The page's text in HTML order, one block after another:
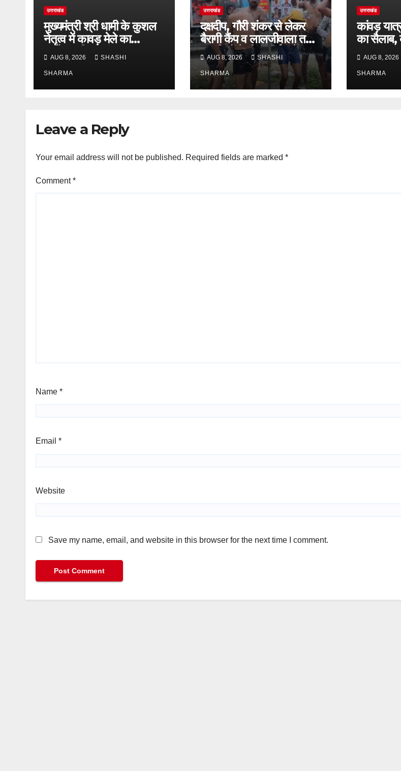
उत्तराखंड
मुख्यमंत्री श्री धामी के कुशल
नेतृत्व में कावड़ मेले का
आयोजन दिव्य एवं भव्य:राज्य
मंत्री
AUG 8, 2026 SHASHI
SHARMA
उत्तराखंड
दक्षदीप, गौरी शंकर से लेकर
बैरागी कैंप व लालजीवाला तक
कांवड़ियों के लिए पर्याप्त पेयजल
व्यवस्था
AUG 8, 2026 SHASHI
SHARMA
उत्तराखंड
कांवड़
का सैलाब,
श्रद्धालु खुश
AUG 8, 2026
SHARMA
Leave a Reply
Your email address will not be published. Required fields are marked *
Comment*
Name *
Email *
Website
Save my name, email, and website in this browser for the next time I comment.